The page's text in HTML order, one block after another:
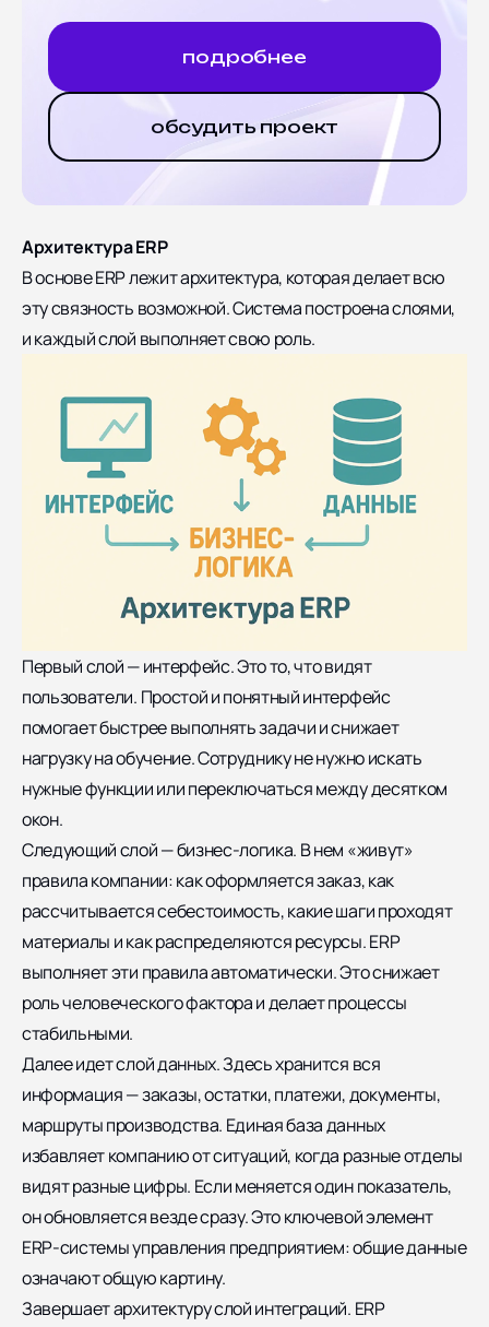
подробнее
обсудить проект
Архитектура ERP
В основе ERP лежит архитектура, которая делает всю
эту связность возможной. Система построена слоями,
и каждый слой выполняет свою роль.
Первый слой —интерфейс. Это то, что видят
пользователи. Простой и понятный интерфейс
помогает быстрее выполнять задачи и снижает
нагрузку на обучение. Сотруднику не нужно искать
нужные функции или переключаться между десятком
окон.
Следующий слой —бизнес-логика. В нем «живут»
правила компании: как оформляется заказ, как
рассчитывается себестоимость, какие шаги проходят
материалы и как распределяются ресурсы. ERP
выполняет эти правила автоматически. Это снижает
роль человеческого фактора и делает процессы
стабильными.
Далее идетслой данных. Здесь хранится вся
информация — заказы, остатки, платежи, документы,
маршруты производства. Единая база данных
избавляет компанию от ситуаций, когда разные отделы
видят разные цифры. Если меняется один показатель,
он обновляется везде сразу. Это ключевой элемент
ERP-системы управления предприятием: общие данные
означают общую картину.
Завершает архитектуруслой интеграций. ERP